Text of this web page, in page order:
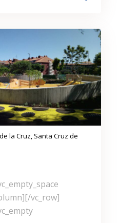
la Cruz, Santa Cruz de
vc_row]